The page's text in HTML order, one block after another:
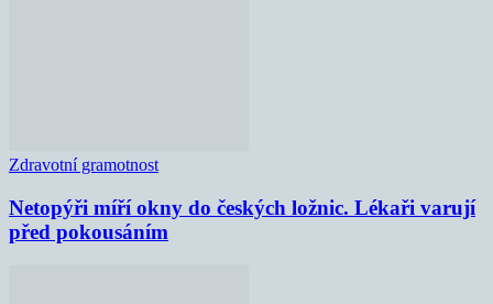
Zdravotní gramotnost
Netopýři míří okny do českých ložnic. Lékaři varují
před pokousáním